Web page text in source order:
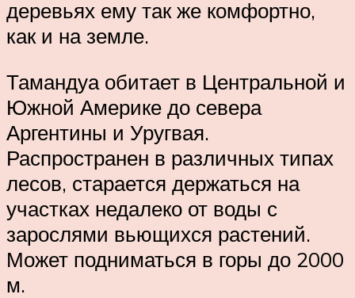
деревьях ему так же комфортно,
как и на земле.
Тамандуа обитает в Центральной и
Южной Америке до севера
Аргентины и Уругвая.
Распространен в различных типах
лесов, старается держаться на
участках недалеко от воды с
зарослями вьющихся растений.
Может подниматься в горы до 2000
м.